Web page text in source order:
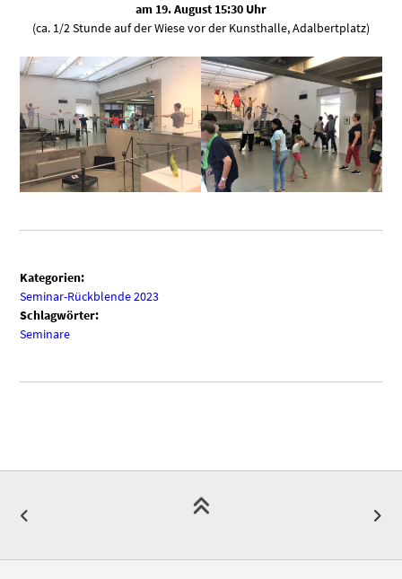
am 19. August 15:30 Uhr
(ca. 1/2 Stunde auf der Wiese vor der Kunsthalle, Adalbertplatz)
Kategorien:
Seminar-Rückblende 2023
Schlagwörter:
Seminare